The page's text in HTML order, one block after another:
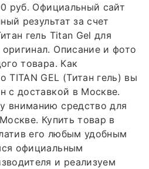
руб. Официальный сайт
результат за счет
гель Titan Gel для
Описание и фото
товара. Как
TITAN GEL (Титан гель) вы
с доставкой в Москве.
вниманию средство для
Купить товар в
его любым удобным
официальным
и реализуем